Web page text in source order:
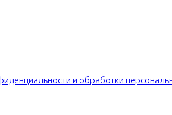
и обработки